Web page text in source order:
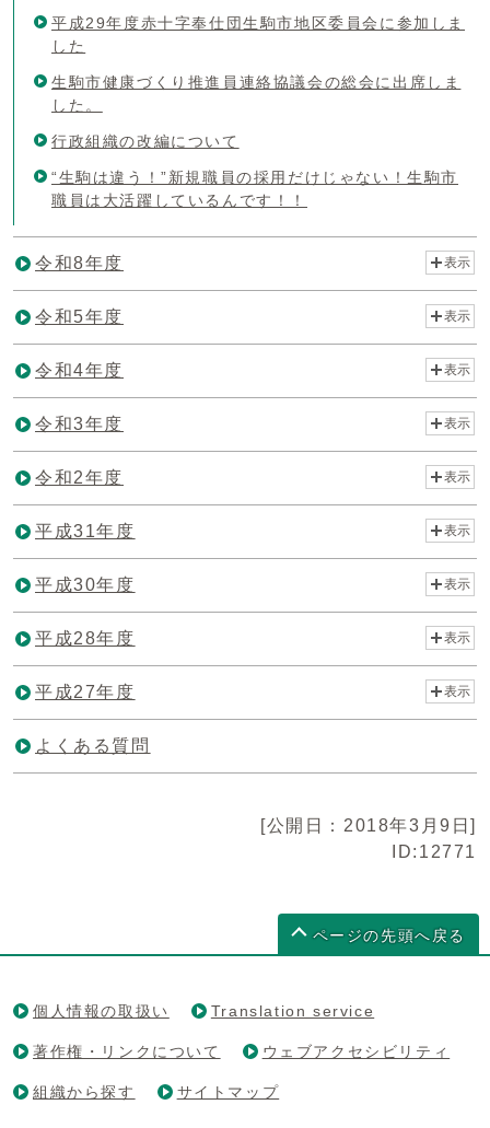
平成29年度赤十字奉仕団生駒市地区委員会に参加しま
した
生駒市健康づくり推進員連絡協議会の総会に出席しま
した。
行政組織の改編について
“生駒は違う！”新規職員の採用だけじゃない！生駒市
職員は大活躍しているんです！！
令和8年度 表示
令和5年度 表示
令和4年度 表示
令和3年度 表示
令和2年度 表示
平成31年度 表示
平成30年度 表示
平成28年度 表示
平成27年度 表示
よくある質問
[公開日：2018年3月9日]
ID:12771
ページの先頭へ戻る
個人情報の取扱い Translation service
著作権・リンクについて ウェブアクセシビリティ
組織から探す サイトマップ